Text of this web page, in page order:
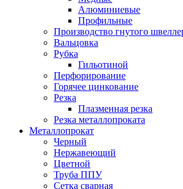
Алюминиевые
Профильные
Производство гнутого
Вальцовка
Рубка
Гильотиной
Перфорирование
Горячее цинкование
Резка
Плазменная резка
Резка металлопроката
Металлопрокат
Черный
Нержавеющий
Цветной
Труба ППУ
Сетка сварная